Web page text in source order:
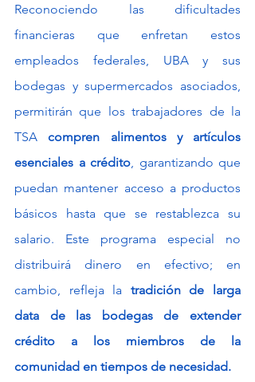
Reconociendo las dificultades
financieras que enfretan estos
empleados federales, UBA y sus
bodegas y supermercados asociados,
permitirán que los trabajadores de la
TSA compren alimentos y artículos
esenciales a crédito, garantizando que
puedan mantener acceso a productos
básicos hasta que se restablezca su
salario. Este programa especial no
distribuirá dinero en efectivo; en
cambio, refleja la tradición de larga
data de las bodegas de extender
crédito a los miembros de la
comunidad en tiempos de necesidad.